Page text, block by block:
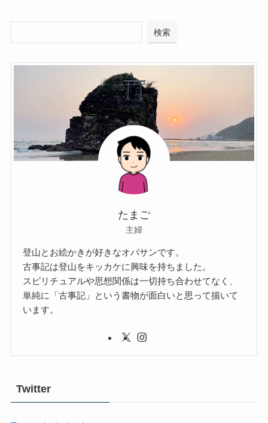
検索
たまご
主婦
登山とお絵かきが好きなオバサンです。
古事記は登山をキッカケに興味を持ちました。
スピリチュアルや思想関係は一切持ち合わせてなく、
単純に「古事記」という書物が面白いと思って描いて
います。
Twitter